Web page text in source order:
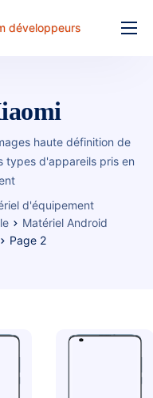
développeurs
haute définition de
types d'appareils pris en
d'équipement
Matériel Android
Page 2